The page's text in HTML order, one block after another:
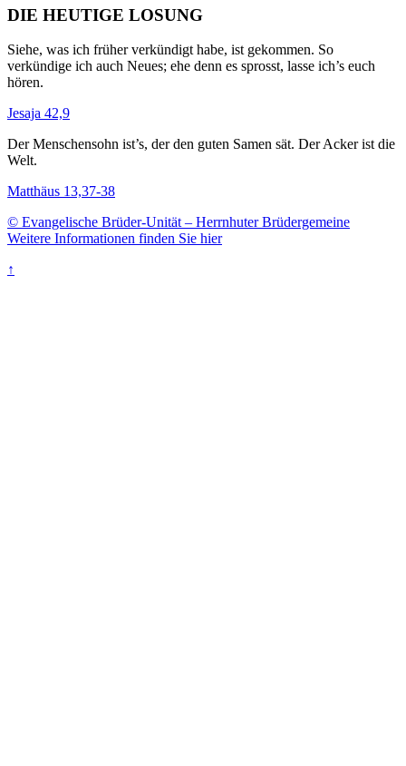
DIE HEUTIGE LOSUNG
Siehe, was ich früher verkündigt habe, ist gekommen. So
verkündige ich auch Neues; ehe denn es sprosst, lasse ich’s euch
hören.
Jesaja 42,9
Der Menschensohn ist’s, der den guten Samen sät. Der Acker ist die
Welt.
Matthäus 13,37-38
© Evangelische Brüder-Unität – Herrnhuter Brüdergemeine
Weitere Informationen finden Sie hier
↑